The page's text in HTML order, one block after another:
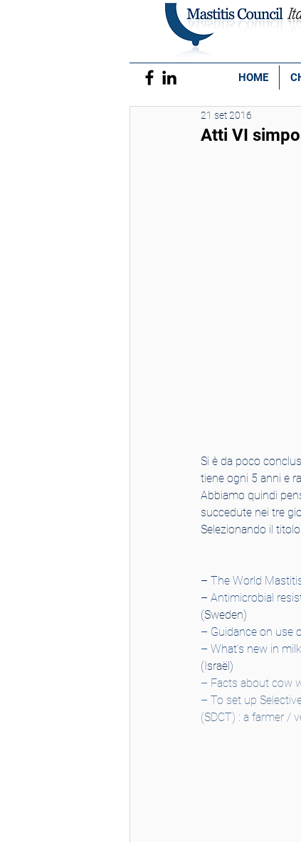
HOME
Atti VI
21 set 2016
Si è da poco
tiene ogni 5 anni e
Abbiamo quindi
succedute nei tre
Selezionando il
– The World
– Antimicrobial
(Sweden)
– Guidance on use
– What’s new in
(Israël)
– Facts about cow
– To set up
(SDCT) : a farmer /